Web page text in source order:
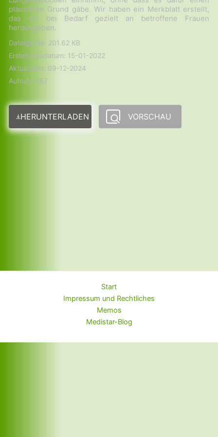
plausiblen Grund gäbe. Wir haben ein Merkblatt erstellt,
das wir bei Bedarf gezielt an betroffene Frauen
herausgeben.
Dateigröße: 201.62 KB
Erstellungsdatum: 15-01-2022
Aktualisiert: 09-12-2024
Aufrufe: 167
HERUNTERLADEN VORSCHAU
Start
Impressum und Rechtliches
Memos
Medistar-Blog